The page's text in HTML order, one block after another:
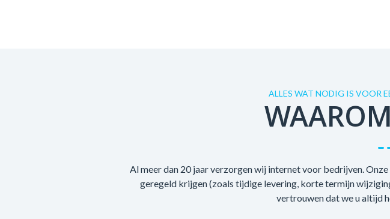
ALLES WAT NODIG IS VOOR
Al meer dan 20 jaar verzorgen wij internet voor bedrijven.
geregeld krijgen (zoals tijdige levering, korte termijn
vertrouwen dat we u altijd